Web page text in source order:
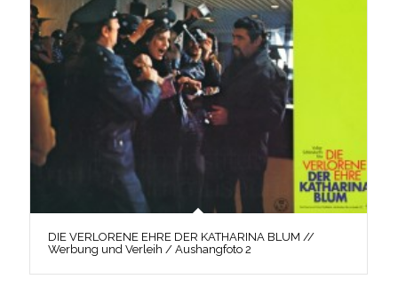
DIE VERLORENE EHRE DER KATHARINA BLUM //
Werbung und Verleih / Aushangfoto 2